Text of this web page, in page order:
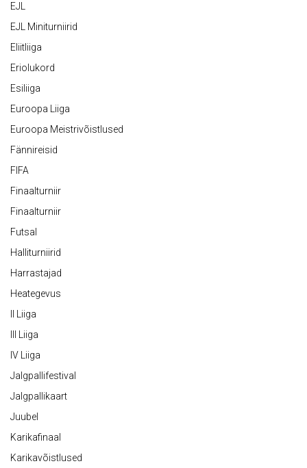
EJL
EJL Miniturniirid
Eliitliiga
Eriolukord
Esiliiga
Euroopa Liiga
Euroopa Meistrivõistlused
Fännireisid
FIFA
Finaalturniir
Finaalturniir
Futsal
Halliturniirid
Harrastajad
Heategevus
II Liiga
III Liiga
IV Liiga
Jalgpallifestival
Jalgpallikaart
Juubel
Karikafinaal
Karikavõistlused